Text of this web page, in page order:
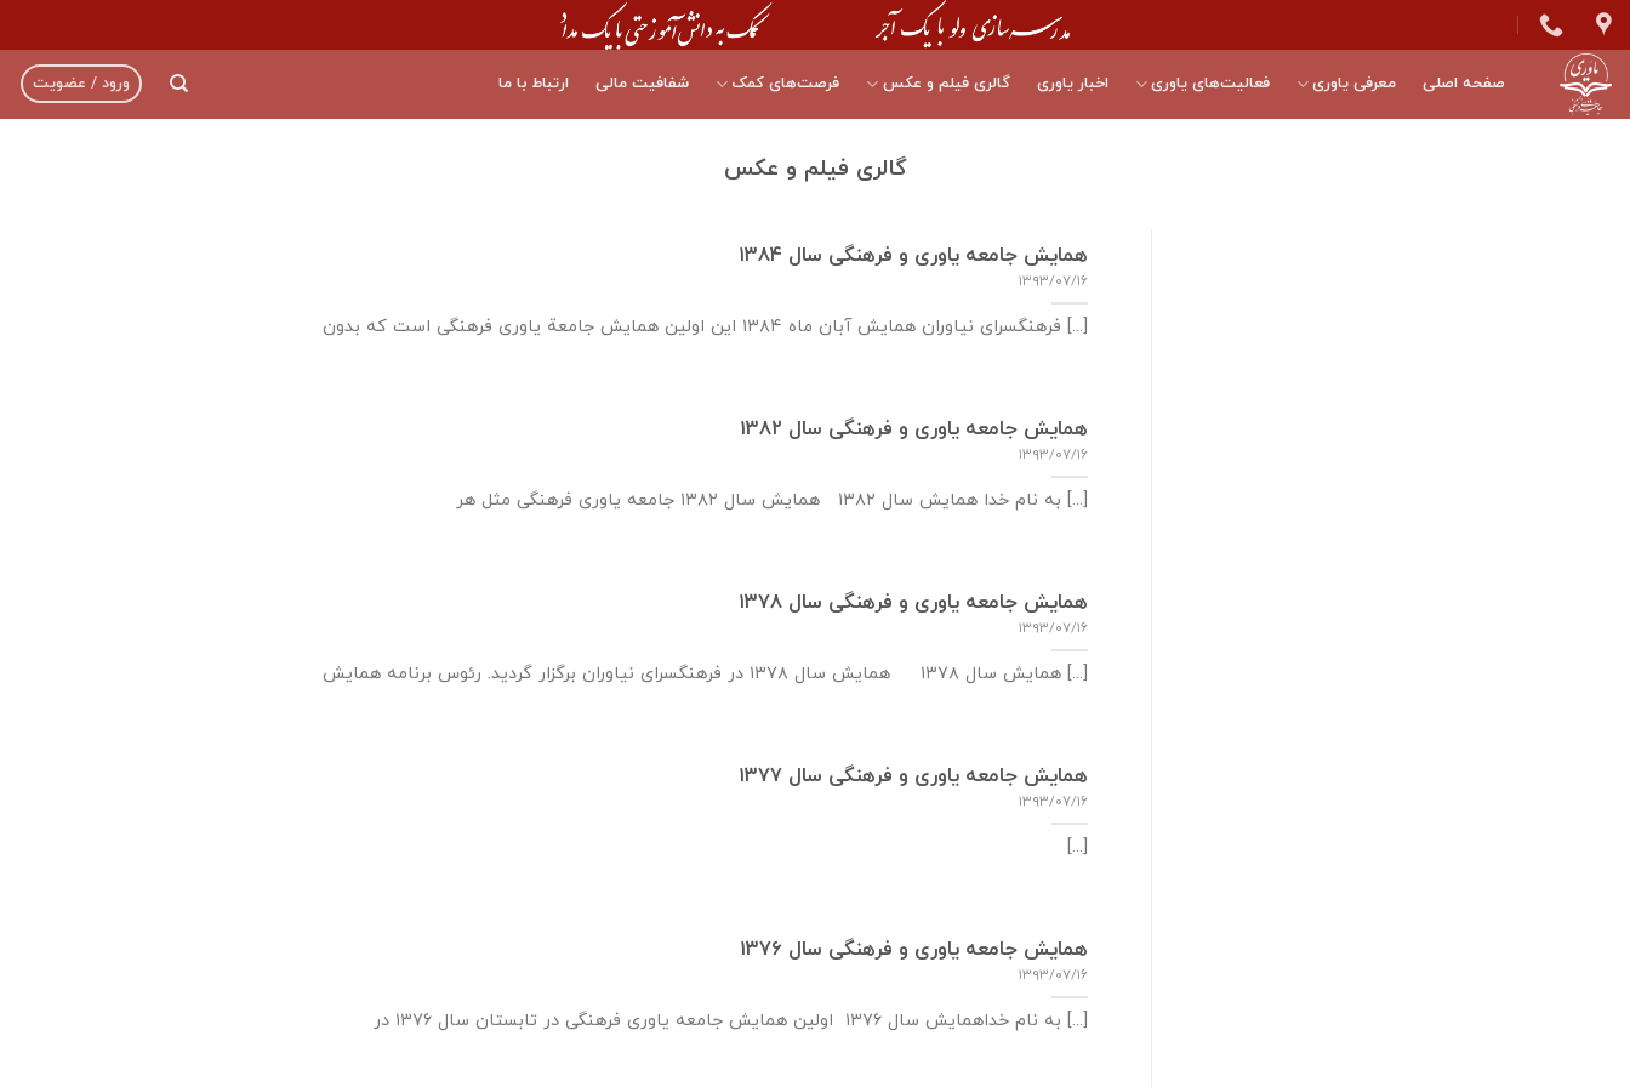
Skip
to
content
صفحه اصلی معرفی یاوری فعالیت‌های یاوری اخبار یاوری گالری فیلم و عکس فرصت‌های کمک شفافیت مالی ارتباط با ما ورود / عضویت
گالری فیلم و عکس
همایش جامعه یاوری و فرهنگی سال ۱۳۸۴
۱۳۹۳/۰۷/۱۶
فرهنگسرای نیاوران همایش آبان ماه ۱۳۸۴ این اولین همایش جامعة یاوری فرهنگی است که بدون [...]
همایش جامعه یاوری و فرهنگی سال ۱۳۸۲
۱۳۹۳/۰۷/۱۶
به نام خدا همایش سال ۱۳۸۲ همایش سال ۱۳۸۲ جامعه یاوری فرهنگی مثل هر [...]
همایش جامعه یاوری و فرهنگی سال ۱۳۷۸
۱۳۹۳/۰۷/۱۶
همایش سال ۱۳۷۸ همایش سال ۱۳۷۸ در فرهنگسرای نیاوران برگزار گردید. رئوس برنامه همایش [...]
همایش جامعه یاوری و فرهنگی سال ۱۳۷۷
۱۳۹۳/۰۷/۱۶
[...]
همایش جامعه یاوری و فرهنگی سال ۱۳۷۶
۱۳۹۳/۰۷/۱۶
به نام خداهمایش سال ۱۳۷۶ اولین همایش جامعه یاوری فرهنگی در تابستان سال ۱۳۷۶ در [...]